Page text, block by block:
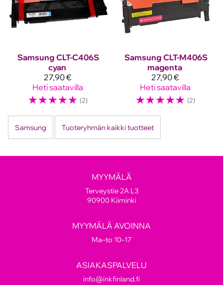
Samsung CLT-C406S
cyan
27,90 €
Heti saatavilla
☆☆☆☆☆ (2)
Samsung CLT-M406S
magenta
27,90 €
Heti saatavilla
☆☆☆☆☆ (2)
Samsung Tuoteryhmän kaikki tuotteet
MYYMÄLÄ
Terveystie 2A L3
90900 Kiiminki
MYYMÄLÄ AVOINNA
Ma–to 10–17
ASIAKASPALVELU
info@inkfinland.fi